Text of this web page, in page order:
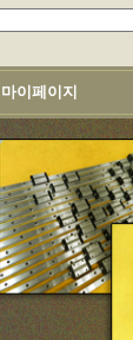
마이페이지